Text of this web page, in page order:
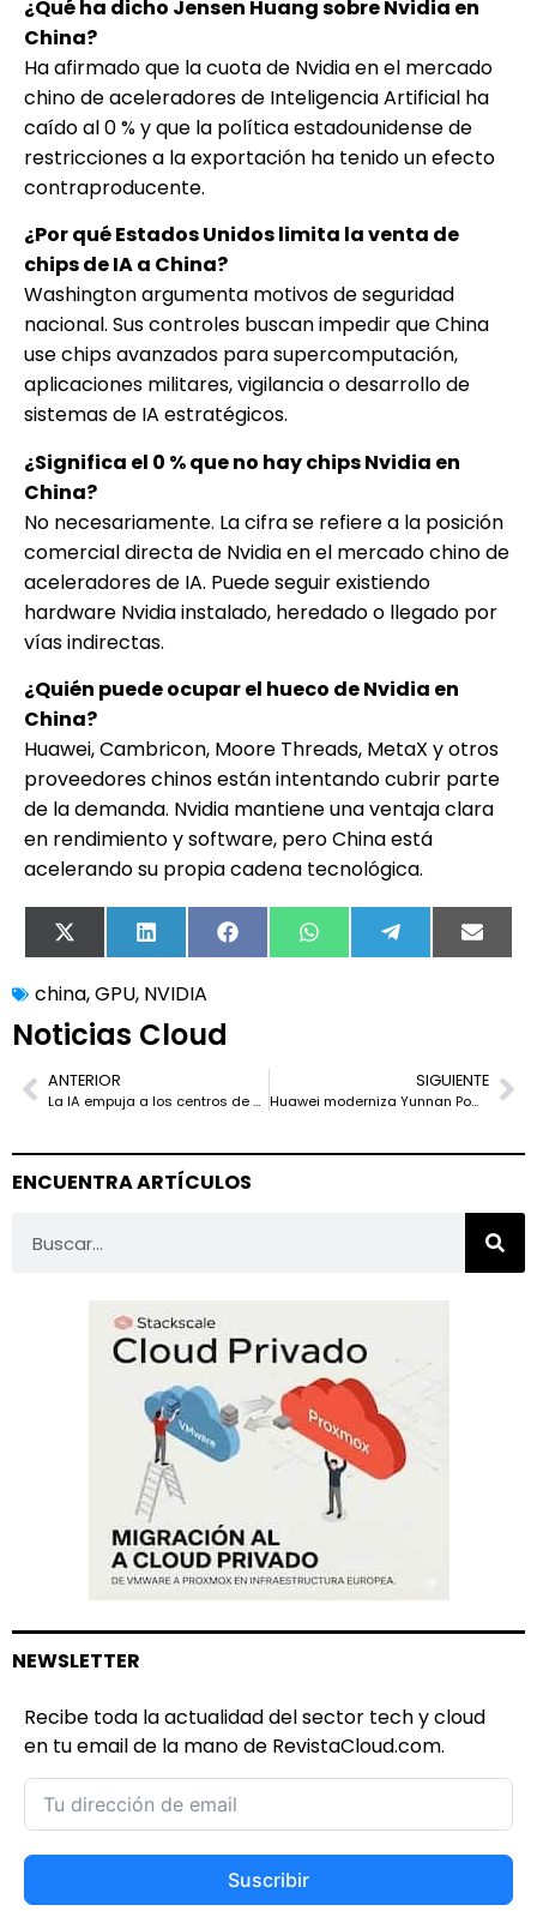
¿Qué ha dicho Jensen Huang sobre Nvidia en
China?
Ha afirmado que la cuota de Nvidia en el mercado
chino de aceleradores de Inteligencia Artificial ha
caído al 0 % y que la política estadounidense de
restricciones a la exportación ha tenido un efecto
contraproducente.
¿Por qué Estados Unidos limita la venta de
chips de IA a China?
Washington argumenta motivos de seguridad
nacional. Sus controles buscan impedir que China
use chips avanzados para supercomputación,
aplicaciones militares, vigilancia o desarrollo de
sistemas de IA estratégicos.
¿Significa el 0 % que no hay chips Nvidia en
China?
No necesariamente. La cifra se refiere a la posición
comercial directa de Nvidia en el mercado chino de
aceleradores de IA. Puede seguir existiendo
hardware Nvidia instalado, heredado o llegado por
vías indirectas.
¿Quién puede ocupar el hueco de Nvidia en
China?
Huawei, Cambricon, Moore Threads, MetaX y otros
proveedores chinos están intentando cubrir parte
de la demanda. Nvidia mantiene una ventaja clara
en rendimiento y software, pero China está
acelerando su propia cadena tecnológica.
X
(Twitter)
LinkedIn FacebookWhatsApp TelegramEmail
china,GPU, NVIDIA
Noticias Cloud
ANTERIOR
La IA empuja a los centros de datos hacia una nueva era nuclear
SIGUIENTE
Huawei moderniza Yunnan Power Grid con SPN para redes eléctricas inteligentes
ENCUENTRA ARTÍCULOS
NEWSLETTER
Recibe toda la actualidad del sector tech y cloud
en tu email de la mano de RevistaCloud.com.
Suscribir